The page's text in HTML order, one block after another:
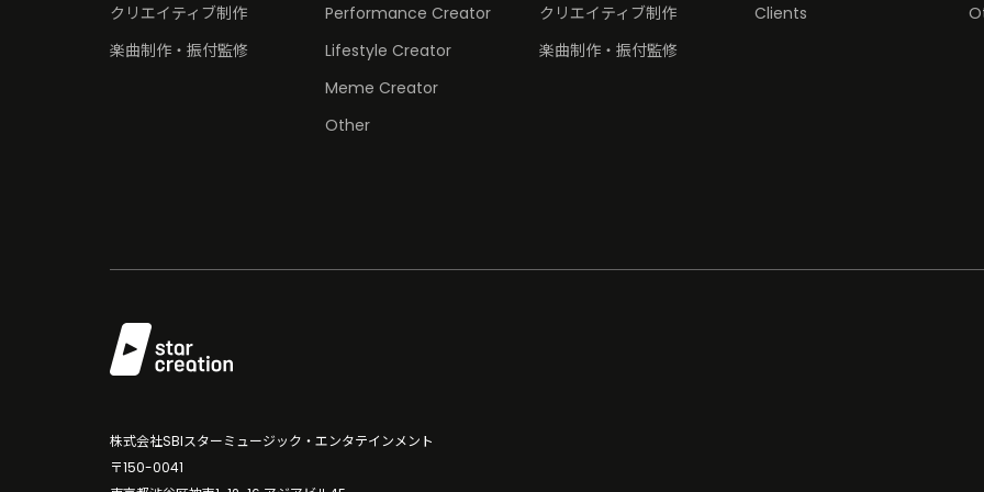
株式会社SBIスターミュージック・エンタテインメント
〒150-0041
クリエイティブ制作
楽曲制作・振付監修
Performance Creator
Lifestyle Creator
Meme Creator
Other
クリエイティブ制作
楽曲制作・振付監修
Clients